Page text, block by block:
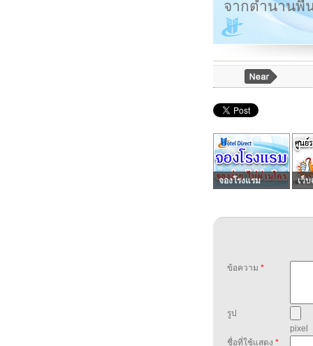
จากตำนานพื้
จองโรงแรม เว็บ
ข้อความ *
รูป
pixel
ชื่อที่ใช้แสดง *